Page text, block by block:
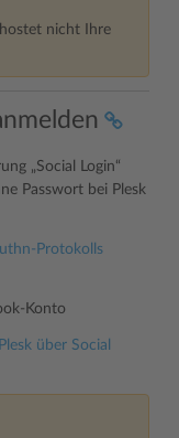
nicht Ihre
„Social Login“
Passwort bei Plesk
Protokolls
Konto
über Social